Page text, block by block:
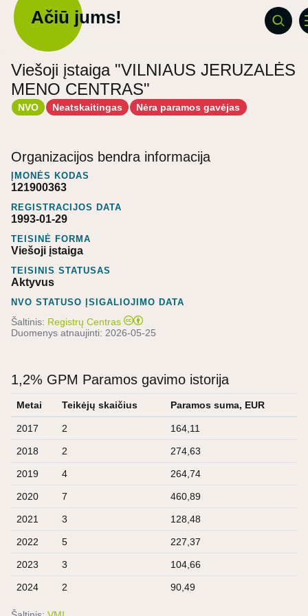
Ačiū jums!
Viešoji įstaiga "VILNIAUS JERUZALĖS
MENO CENTRAS"
NVO Neatskaitingas Nėra paramos gavėjas
Organizacijos bendra informacija
ĮMONĖS KODAS
121900363
REGISTRACIJOS DATA
1993-01-29
TEISINĖ FORMA
Viešoji įstaiga
TEISINIS STATUSAS
Aktyvus
NVO STATUSO ĮSIGALIOJIMO DATA
Šaltinis: Registrų Centras
Duomenys atnaujinti: 2026-05-25
1,2% GPM Paramos gavimo istorija
Metai Teikėjų skaičius Paramos suma, EUR
2017 2 164,11
2018 2 274,63
2019 4 264,74
2020 7 460,89
2021 3 128,48
2022 5 227,37
2023 3 104,66
2024 2 90,49